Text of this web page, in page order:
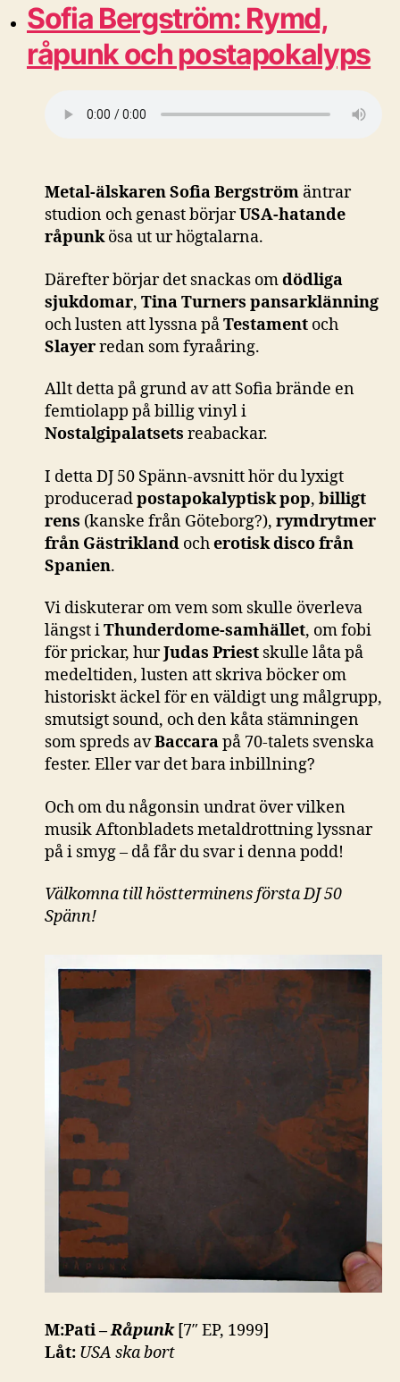
Sofia Bergström: Rymd,
råpunk och postapokalyps
Metal-älskaren Sofia Bergström äntrar
studion och genast börjarUSA-hatande
råpunkösa ut ur högtalarna.
Därefter börjar det snackas omdödliga
sjukdomar, Tina Turners pansarklänning
och lusten att lyssna påTestament och
Slayerredan som fyraåring.
Allt detta på grund av att Sofia brände en
femtiolapp på billig vinyl i
Nostalgipalatsets reabackar.
I detta DJ 50 Spänn-avsnitt hör du lyxigt
produceradpostapokalyptisk pop, billigt
rens (kanske från Göteborg?), rymdrytmer
från Gästrikland ocherotisk disco från
Spanien.
Vi diskuterar om vem som skulle överleva
längst iThunderdome-samhället, om fobi
för prickar, hurJudas Priest skulle låta på
medeltiden, lusten att skriva böcker om
historiskt äckel för en väldigt ung målgrupp,
smutsigt sound, och den kåta stämningen
som spreds avBaccarapå 70-talets svenska
fester. Eller var det bara inbillning?
Och om du någonsin undrat över vilken
musik Aftonbladets metaldrottning lyssnar
på i smyg – då får du svar i denna podd!
Välkomna till höstterminens första DJ 50
Spänn!
M:Pati –Råpunk[7″ EP, 1999]
Låt: USA ska bort